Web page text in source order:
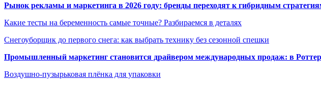
Рынок рекламы и маркетинга в 2026 году: бренды переходят к гибридным
Какие тесты на беременность самые точные? Разбираемся в деталях
Снегоуборщик до первого снега: как выбрать технику без сезонной спешки
Промышленный маркетинг становится драйвером международных продаж: в
Воздушно-пузырьковая плёнка для упаковки